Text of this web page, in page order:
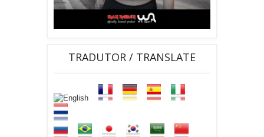
TRADUTOR / TRANSLATE